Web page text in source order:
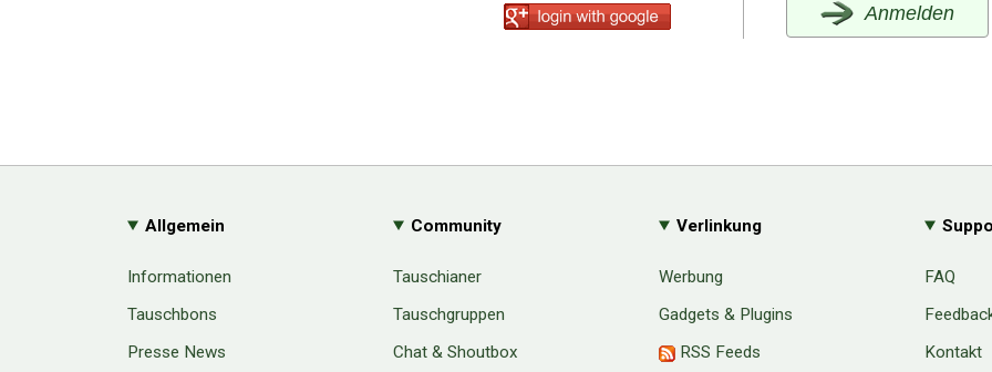
Anmelden
Allgemein
Informationen
Tauschbons
Presse News
Community
Tauschianer
Tauschgruppen
Chat & Shoutbox
Verlinkung
Werbung
Gadgets & Plugins
RSS Feeds
FAQ
Kontakt